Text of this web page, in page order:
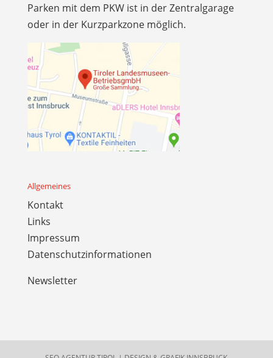
Parken mit dem PKW ist in der Zentralgarage
oder in der Kurzparkzone möglich.
Allgemeines
Kontakt
Links
Impressum
Datenschutzinformationen
Newsletter